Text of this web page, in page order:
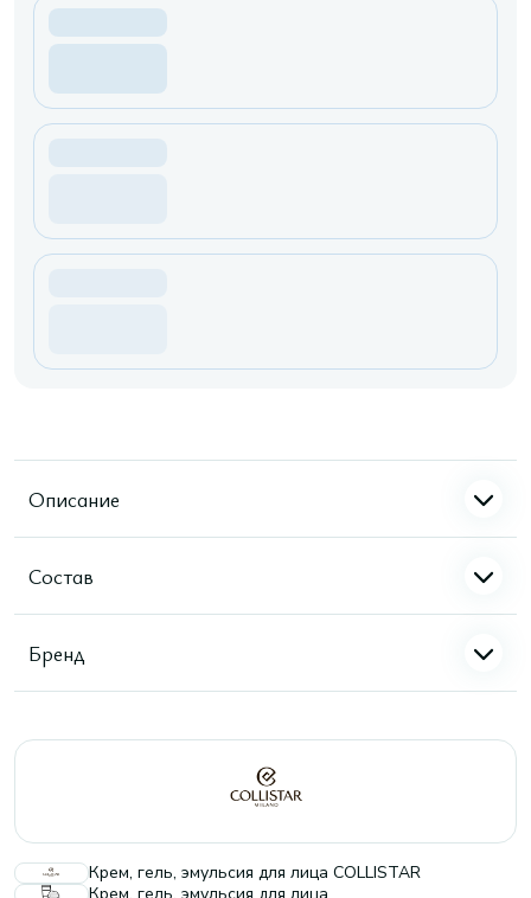
Описание
Состав
Бренд
Крем, гель, эмульсия для лица COLLISTAR